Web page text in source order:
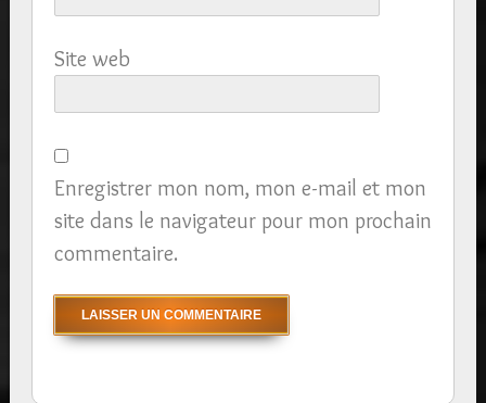
Site web
Enregistrer mon nom, mon e-mail et mon
site dans le navigateur pour mon prochain
commentaire.